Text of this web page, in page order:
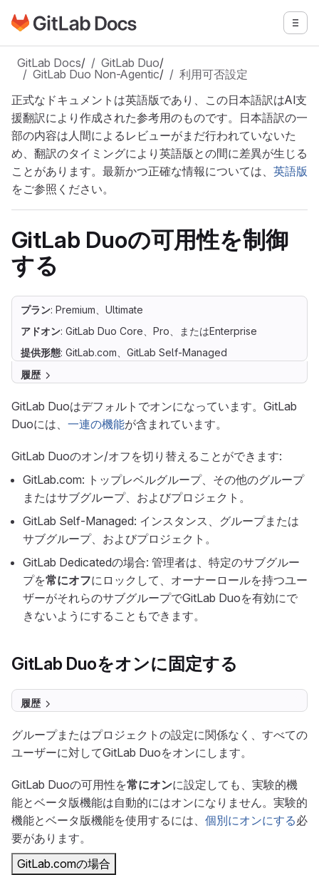
メインコンテンツにスキップ
GitLabドキュメントのホームページに移動 メニ
GitLab Docs/ GitLab Duo/
GitLab Duo Non-Agentic/
利用可否設定
正式なドキュメントは英語版であり、この日本語訳はAI支
援翻訳により作成された参考用のものです。日本語訳の一
部の内容は人間によるレビューがまだ行われていないた
め、翻訳のタイミングにより英語版との間に差異が生じる
ことがあります。最新かつ正確な情報については、 英語版
をご参照ください。
GitLab Duoの可用性を制御
する
プラン: Premium、Ultimate
アドオン: GitLab Duo Core、Pro、またはEnterprise
提供形態: GitLab.com、GitLab Self-Managed
履歴
GitLab Duoはデフォルトでオンになっています。GitLab
Duoには、 一連の機能が含まれています。
GitLab Duoのオン/オフを切り替えることができます:
GitLab.com: トップレベルグループ、その他のグループ
またはサブグループ、およびプロジェクト。
GitLab Self-Managed: インスタンス、グループまたは
サブグループ、およびプロジェクト。
GitLab Dedicatedの場合: 管理者は、特定のサブグルー
プを常にオフにロックして、オーナーロールを持つユー
ザーがそれらのサブグループでGitLab Duoを有効にで
きないようにすることもできます。
GitLab Duoをオンに固定する
履歴
グループまたはプロジェクトの設定に関係なく、すべての
ユーザーに対してGitLab Duoをオンにします。
GitLab Duoの可用性を常にオンに設定しても、実験的機
能とベータ版機能は自動的にはオンになりません。実験的
機能とベータ版機能を使用するには、 個別にオンにする必
要があります。
GitLab.comの場合